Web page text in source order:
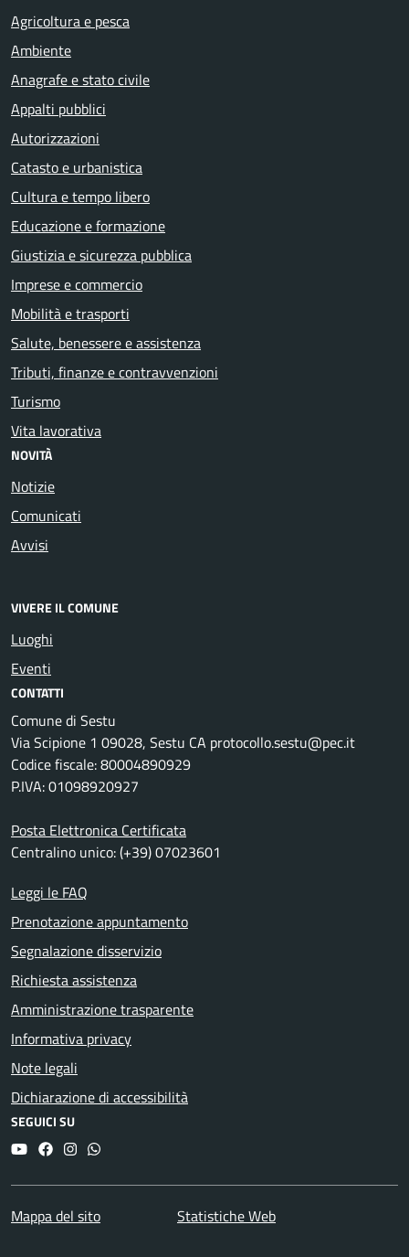
Agricoltura e pesca
Ambiente
Anagrafe e stato civile
Appalti pubblici
Autorizzazioni
Catasto e urbanistica
Cultura e tempo libero
Educazione e formazione
Giustizia e sicurezza pubblica
Imprese e commercio
Mobilità e trasporti
Salute, benessere e assistenza
Tributi, finanze e contravvenzioni
Turismo
Vita lavorativa
NOVITÀ
Notizie
Comunicati
Avvisi
VIVERE IL COMUNE
Luoghi
Eventi
CONTATTI
Comune di Sestu
Via Scipione 1 09028, Sestu CA protocollo.sestu@pec.it
Codice fiscale: 80004890929
P.IVA: 01098920927
Posta Elettronica Certificata
Centralino unico: (+39) 07023601
Leggi le FAQ
Prenotazione appuntamento
Segnalazione disservizio
Richiesta assistenza
Amministrazione trasparente
Informativa privacy
Note legali
Dichiarazione di accessibilità
SEGUICI SU
YouTubeFacebookInstagram
Whatsapp
Mappa del sito Statistiche Web